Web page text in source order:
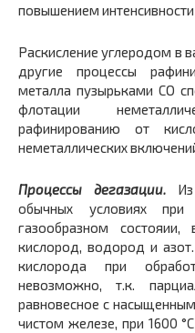
повышением
Раскисление углеродом в
другие процессы
металла пузырьками СО
флотации
рафинированию от
неметаллических
Процессы дегазации.
обычных условиях при
газообразном
кислород, водород и
кислорода при
невозможно, т.к.
равновесное с
чистом железе, при 1600